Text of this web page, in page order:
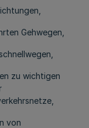
Gehwegen,
zu wichtigen
von